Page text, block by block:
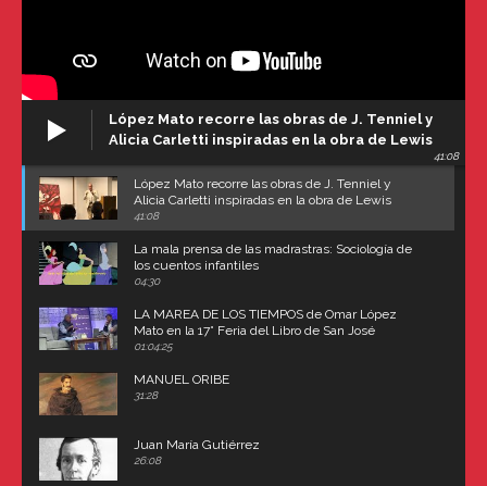
López Mato recorre las obras de J. Tenniel y
Alicia Carletti inspiradas en la obra de Lewis
41:08
López Mato recorre las obras de J. Tenniel y
Alicia Carletti inspiradas en la obra de Lewis
Carroll
41:08
La mala prensa de las madrastras: Sociología de
los cuentos infantiles
04:30
LA MAREA DE LOS TIEMPOS de Omar López
Mato en la 17° Feria del Libro de San José
(Uruguay)
01:04:25
MANUEL ORIBE
31:28
Juan María Gutiérrez
26:08